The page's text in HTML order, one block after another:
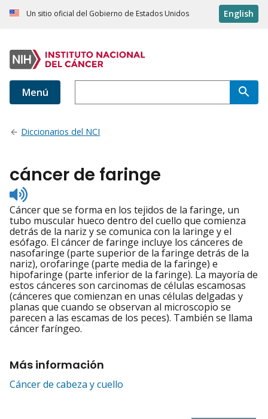
Un sitio oficial del Gobierno de Estados Unidos English
Menú
Diccionarios del NCI
cáncer de faringe
Listen
to
pronunciation
Cáncer que se forma en los tejidos de la faringe, un
tubo muscular hueco dentro del cuello que comienza
detrás de la nariz y se comunica con la laringe y el
esófago. El cáncer de faringe incluye los cánceres de
nasofaringe (parte superior de la faringe detrás de la
nariz), orofaringe (parte media de la faringe) e
hipofaringe (parte inferior de la faringe). La mayoría de
estos cánceres son carcinomas de células escamosas
(cánceres que comienzan en unas células delgadas y
planas que cuando se observan al microscopio se
parecen a las escamas de los peces). También se llama
cáncer faríngeo.
Más información
Cáncer de cabeza y cuello